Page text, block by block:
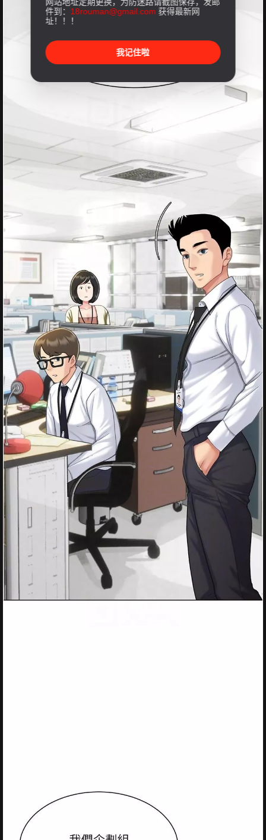
件到： 18rouman@gmail.com 获得最新网
址！！！
我记住啦